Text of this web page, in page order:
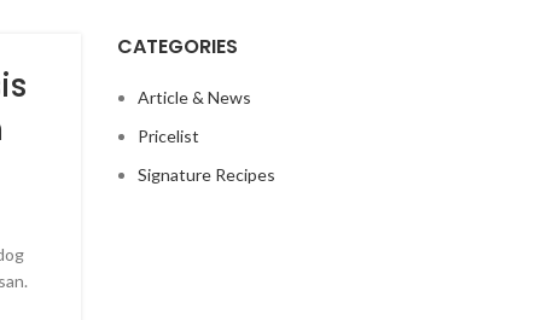
CATEGORIES
Article & News
Pricelist
Signature Recipes